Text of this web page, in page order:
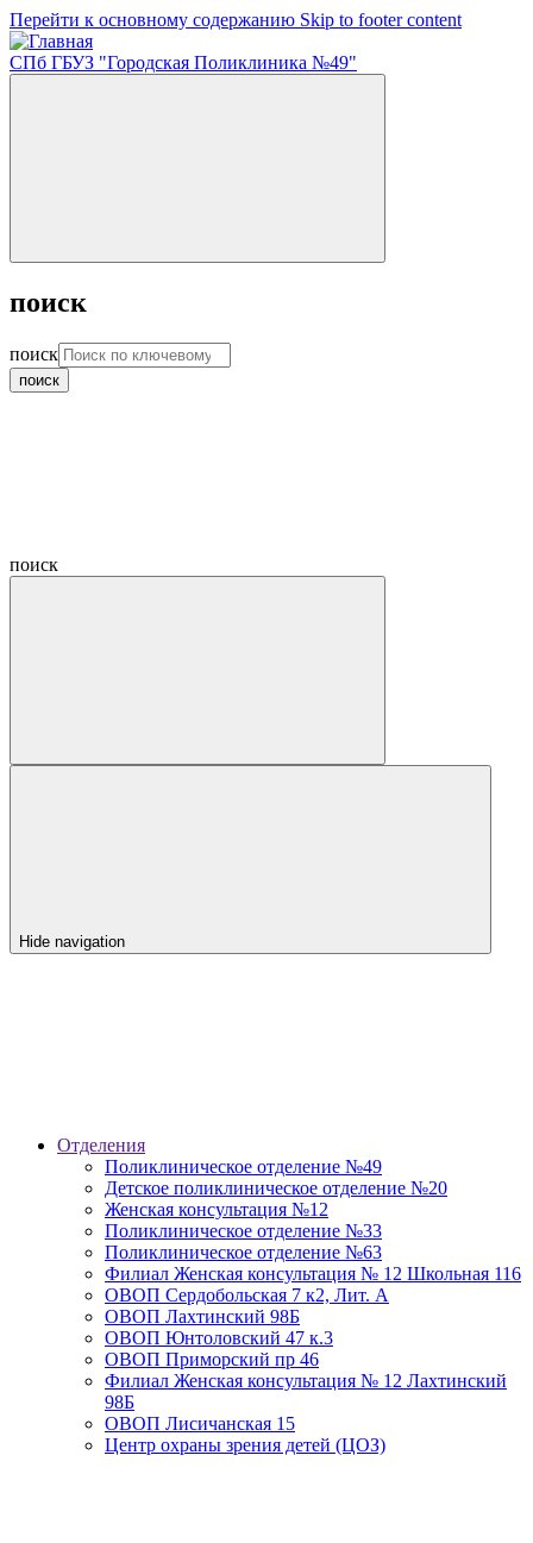
Перейти к основному содержанию Skip to footer content
СПб ГБУЗ "Городская Поликлиника №49"
поиск
поиск
поиск
Hide navigation
Отделения
Поликлиническое отделение №49
Детское поликлиническое отделение №20
Женская консультация №12
Поликлиническое отделение №33
Поликлиническое отделение №63
Филиал Женская консультация № 12 Школьная 116
ОВОП Сердобольская 7 к2, Лит. А
ОВОП Лахтинский 98Б
ОВОП Юнтоловский 47 к.3
ОВОП Приморский пр 46
Филиал Женская консультация № 12 Лахтинский
98Б
ОВОП Лисичанская 15
Центр охраны зрения детей (ЦОЗ)